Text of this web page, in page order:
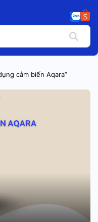
cảm biến Aqara”